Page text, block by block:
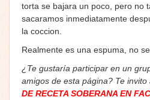
torta se bajara un poco, pero no
sacaramos inmediatamente
la coccion.
Realmente es una espuma, no
¿Te gustaría participar en un
amigos de esta página? Te
DE RECETA SOBERANA EN